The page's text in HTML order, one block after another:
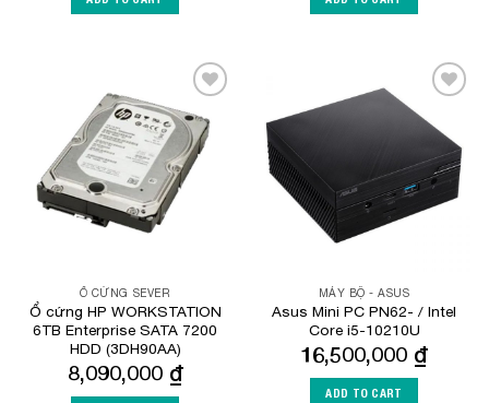
Add to
Wishlist
Ổ CỨNG SEVER
Ổ cứng HP WORKSTATION
6TB Enterprise SATA 7200
HDD (3DH90AA)
8,090,000 ₫
Wishlist
MÁY BỘ - ASUS
Asus Mini PC PN62- / Intel
Core i5-10210U
16,500,000 ₫
ADD TO CART